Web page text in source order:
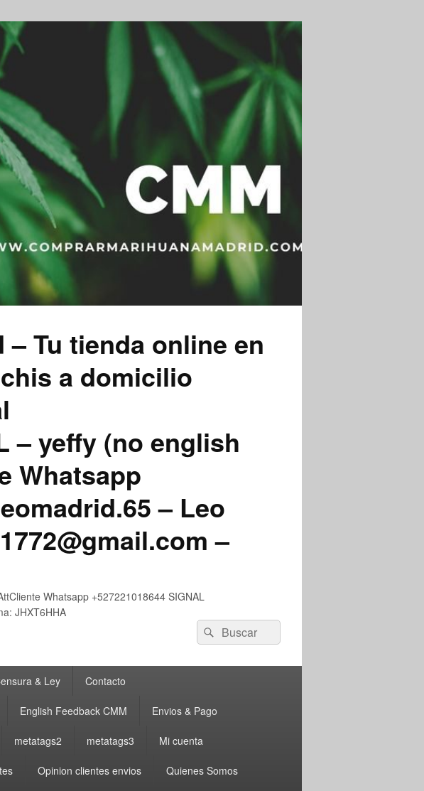
Tu tienda online en
a domicilio
– yeffy (no english
Whatsapp
– Leo
–
Whatsapp +527221018644 SIGNAL
JHXT6HHA
Buscar
por:
Buscar
& Ley Contacto
English Feedback CMM Envios & Pago
metatags2 metatags3 Mi cuenta
Opinion clientes envios Quienes Somos